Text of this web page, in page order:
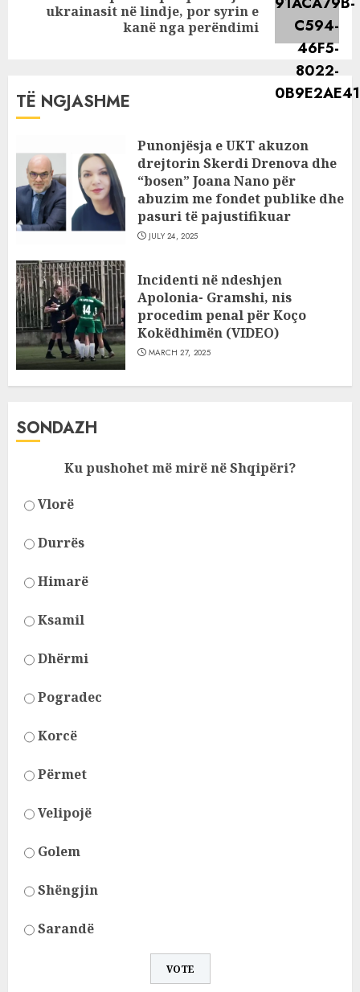
Nextukrainasit në lindje, por syrin e
kanë nga perëndimi
TË NGJASHME
Punonjësja e UKT akuzon
drejtorin Skerdi Drenova dhe
“bosen” Joana Nano për
abuzim me fondet publike dhe
pasuri të pajustifikuar
JULY 24, 2025
Incidenti në ndeshjen
Apolonia- Gramshi, nis
procedim penal për Koço
Kokëdhimën (VIDEO)
MARCH 27, 2025
SONDAZH
Ku pushohet më mirë në Shqipëri?
Vlorë
Durrës
Himarë
Ksamil
Dhërmi
Pogradec
Korcë
Përmet
Velipojë
Golem
Shëngjin
Sarandë